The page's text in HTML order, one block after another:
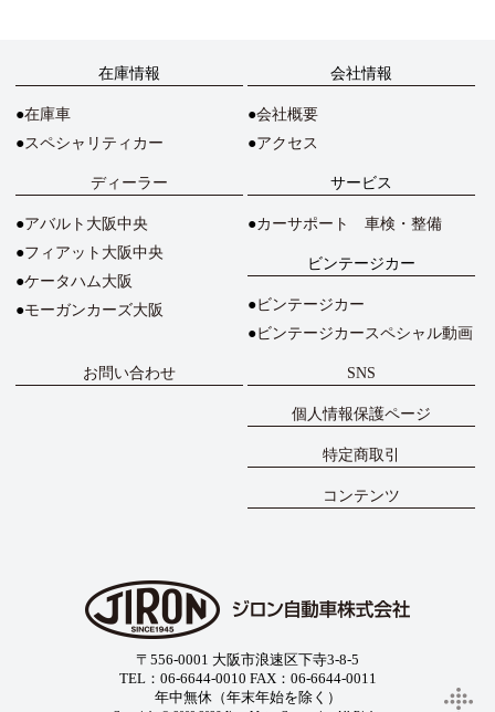
在庫情報
在庫車
スペシャリティカー
会社情報
会社概要
アクセス
ディーラー
アバルト大阪中央
フィアット大阪中央
ケータハム大阪
モーガンカーズ大阪
サービス
カーサポート 車検・整備
ビンテージカー
ビンテージカー
ビンテージカースペシャル動画
お問い合わせ SNS
個人情報保護ページ
特定商取引
コンテンツ
〒556-0001 大阪市浪速区下寺3-8-5
TEL：06-6644-0010 FAX：06-6644-0011
年中無休（年末年始を除く）